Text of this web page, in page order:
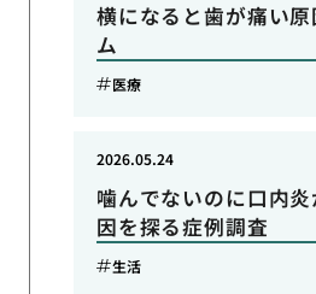
横になると歯が痛い
ム
医療
噛んでないのに口内
因を探る症例調査
2026.05.24
生活